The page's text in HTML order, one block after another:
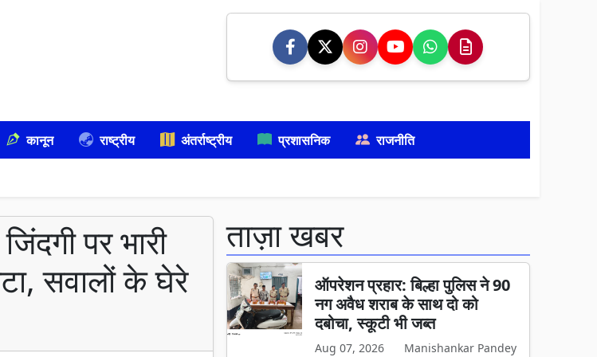
कानून राष्ट्रीय अंतर्राष्ट्रीय प्रशासनिक राजनीति
पर भारी
सवालों के घेरे
ताज़ा खबर
ऑपरेशन प्रहार: बिल्हा पुलिस ने 90
नग अवैध शराब के साथ दो को
दबोचा, स्कूटी भी जब्त
Aug 07, 2026 Manishankar Pandey